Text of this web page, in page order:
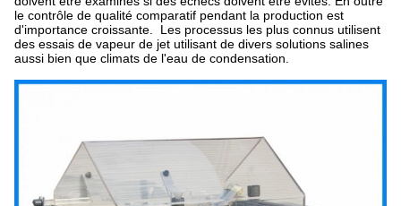
le contrôle de qualité comparatif pendant la production est
d'importance croissante. Les processus les plus connus utilisent
des essais de vapeur de jet utilisant de divers solutions salines
aussi bien que climats de l'eau de condensation.